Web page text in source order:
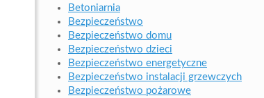
Betoniarnia
Bezpieczeństwo
Bezpieczeństwo domu
Bezpieczeństwo dzieci
Bezpieczeństwo energetyczne
Bezpieczeństwo instalacji grzewczych
Bezpieczeństwo pożarowe